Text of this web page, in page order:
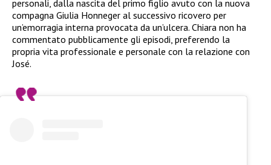
personali, dalla nascita del primo figlio avuto con la nuova
compagna Giulia Honneger al successivo ricovero per
un’emorragia interna provocata da un’ulcera. Chiara non ha
commentato pubblicamente gli episodi, preferendo la
propria vita professionale e personale con la relazione con
José.